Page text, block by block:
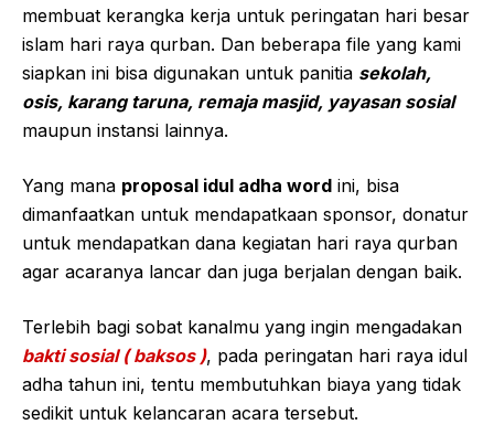
membuat kerangka kerja untuk peringatan hari besar
islam hari raya qurban. Dan beberapa file yang kami
siapkan ini bisa digunakan untuk panitia sekolah,
osis, karang taruna, remaja masjid, yayasan sosial
maupun instansi lainnya.
Yang mana proposal idul adha word ini, bisa
dimanfaatkan untuk mendapatkaan sponsor, donatur
untuk mendapatkan dana kegiatan hari raya qurban
agar acaranya lancar dan juga berjalan dengan baik.
Terlebih bagi sobat kanalmu yang ingin mengadakan
bakti sosial ( baksos ), pada peringatan hari raya idul
adha tahun ini, tentu membutuhkan biaya yang tidak
sedikit untuk kelancaran acara tersebut.